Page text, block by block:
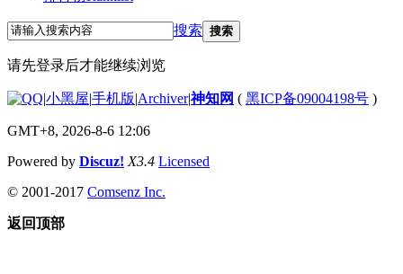
搜索 搜索
请先登录后才能继续浏览
|小黑屋|手机版|Archiver|神知网 ( 黑ICP备09004198号 )
GMT+8, 2026-8-6 12:06
Powered by Discuz! X3.4 Licensed
© 2001-2017 Comsenz Inc.
返回顶部